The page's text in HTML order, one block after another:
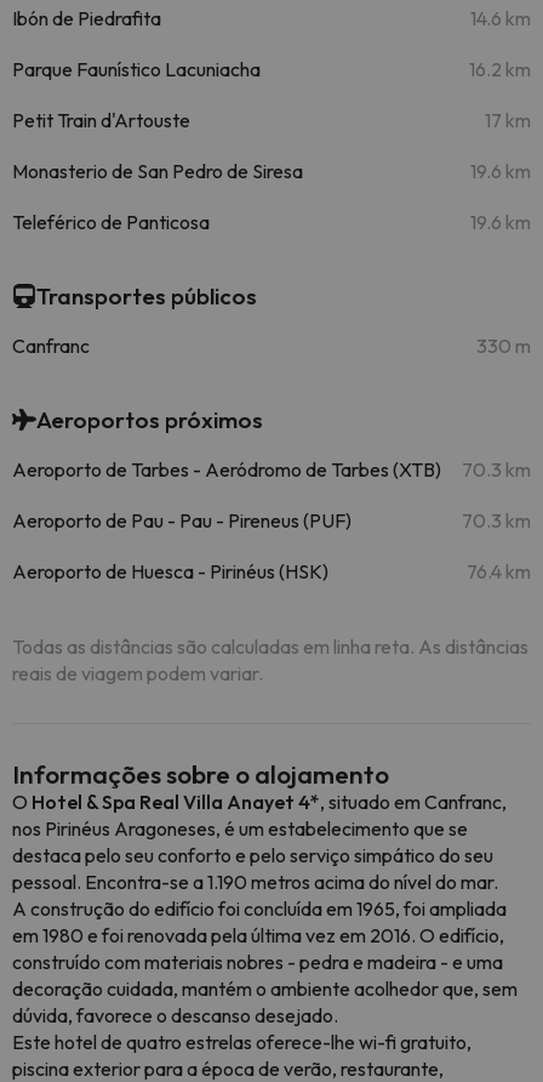
Ibón de Piedrafita 14.6 km
Parque Faunístico Lacuniacha 16.2 km
Petit Train d'Artouste 17 km
Monasterio de San Pedro de Siresa 19.6 km
Teleférico de Panticosa 19.6 km
Transportes públicos
Canfranc 330 m
Aeroportos próximos
Aeroporto de Tarbes - Aeródromo de Tarbes (XTB) 70.3 km
Aeroporto de Pau - Pau - Pireneus (PUF) 70.3 km
Aeroporto de Huesca - Pirinéus (HSK) 76.4 km
Todas as distâncias são calculadas em linha reta. As distâncias
reais de viagem podem variar.
Informações sobre o alojamento
O Hotel & Spa Real Villa Anayet 4*, situado em Canfranc,
nos Pirinéus Aragoneses, é um estabelecimento que se
destaca pelo seu conforto e pelo serviço simpático do seu
pessoal. Encontra-se a 1.190 metros acima do nível do mar.
A construção do edifício foi concluída em 1965, foi ampliada
em 1980 e foi renovada pela última vez em 2016. O edifício,
construído com materiais nobres - pedra e madeira - e uma
decoração cuidada, mantém o ambiente acolhedor que, sem
dúvida, favorece o descanso desejado.
Este hotel de quatro estrelas oferece-lhe wi-fi gratuito,
piscina exterior para a época de verão, restaurante,